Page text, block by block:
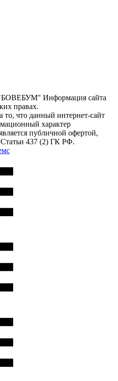
Информация сайта
правах.
что данный интернет-сайт
характер
публичной офертой,
437 (2) ГК РФ.